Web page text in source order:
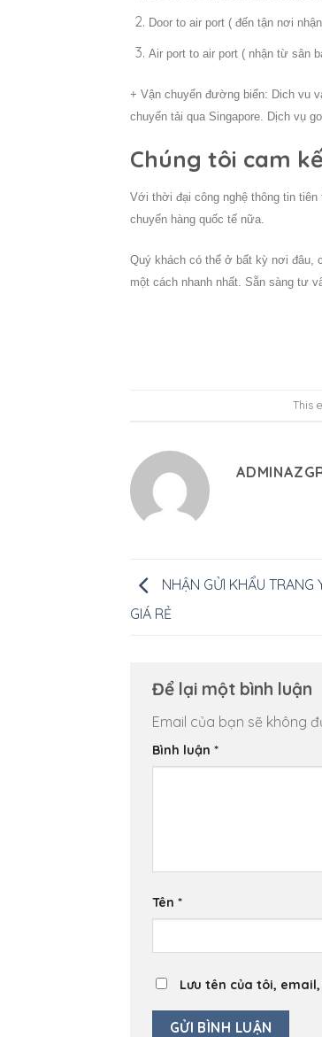
Door to air port ( đến tận nơi
Air port to air port ( nhận từ sân
+ Vận chuyển đường biển: Dich vu
chuyển tải qua Singapore. Dịch vụ
Chúng tôi cam
Với thời đại công nghệ thông tin
chuyển hàng quốc tế nữa.
Quý khách có thể ở bất kỳ nơi đâu,
một cách nhanh nhất. Sẵn sàng tư
This
NHẬN GỬI KHẨU TRANG
GIÁ RẺ
Để lại một bình luận
Email của bạn sẽ không
Bình luận *
Tên *
Lưu tên của tôi,